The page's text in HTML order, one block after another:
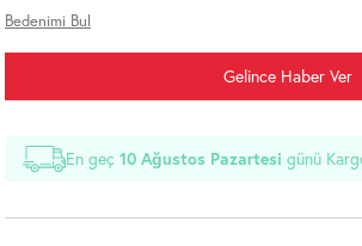
Bedenimi Bul
Gelince Haber Ver
En geç10 Ağustos Pazartesi günü